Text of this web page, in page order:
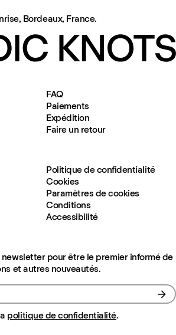
Bordeaux, France.
FAQ
Paiements
Expédition
Faire un retour
Politique de confidentialité
Cookies
Paramètres de cookies
Conditions
Accessibilité
pour être le premier informé de
et autres nouveautés.
politique de confidentialité.